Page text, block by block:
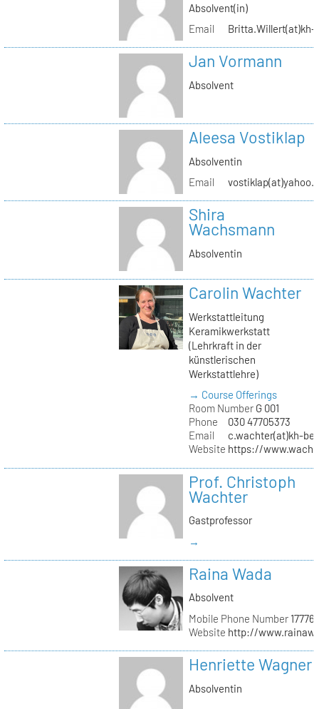
Absolvent(in)
Email
Britta.Willert(at)kh-
Jan Vormann
Absolvent
Aleesa Vostiklap
Absolventin
Email
Shira
Wachsmann
Absolventin
Carolin Wachter
Werkstattleitung
Keramikwerkstatt
(Lehrkraft in der
künstlerischen
Werkstattlehre)
→ Course Offerings
Room NumberG 001
Phone
030 47705373
Email
c.wachter(at)kh-
Website https://
Prof. Christoph
Wachter
Gastprofessor
→
Raina Wada
Absolvent
Mobile Phone Number
Website http://
Henriette Wagner
Absolventin